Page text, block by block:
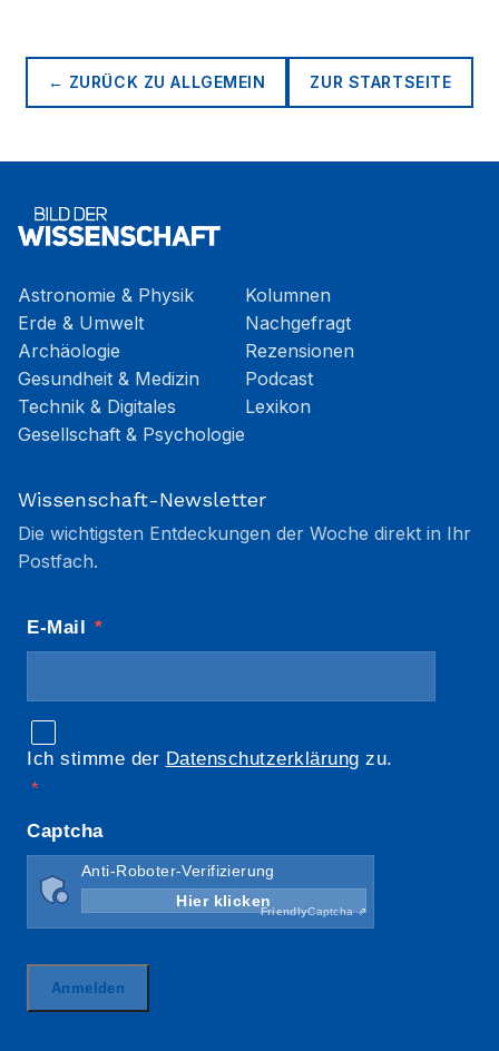
← ZURÜCK ZUALLGEMEIN ZUR STARTSEITE
Astronomie & Physik
Erde & Umwelt
Archäologie
Gesundheit & Medizin
Technik & Digitales
Gesellschaft & Psychologie
Kolumnen
Nachgefragt
Rezensionen
Podcast
Lexikon
Wissenschaft-Newsletter
Die wichtigsten Entdeckungen der Woche direkt in Ihr
Postfach.